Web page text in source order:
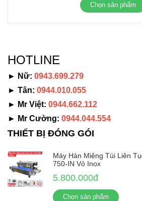
Chọn sản phẩm
HOTLINE
► Nữ: 0943.699.279
► Tân: 0944.010.055
► Mr Việt: 0944.662.112
► Mr Cường: 0944.044.554
THIẾT BỊ ĐÓNG GÓI
Máy Hàn Miệng Túi Liên
750-IN Vỏ Inox
5.800.000đ
Chọn sản phẩm